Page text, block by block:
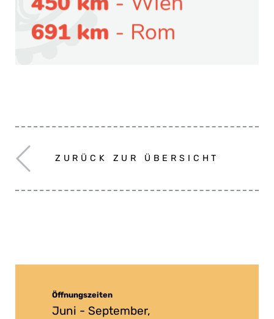
ZURÜCK ZUR ÜBERSICHT
Öffnungszeiten
Juni - September,